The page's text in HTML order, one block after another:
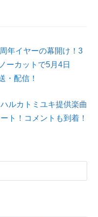
年イヤーの幕開け！3
ーカットで5月4日
・配信！
ルカトミユキ提供楽曲
ト！コメントも到着！